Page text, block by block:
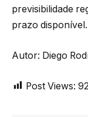
previsibilidade
prazo disponível.
Autor: Diego
Post Views: 92